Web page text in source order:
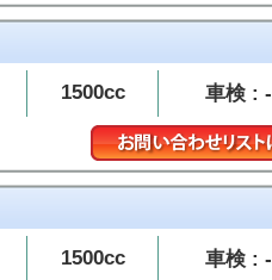
1500cc 車検 : -
1500cc 車検 : -